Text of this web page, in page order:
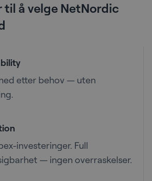
til å velge NetNordic
etter behov — uten
investeringer. Full
— ingen overraskelser.